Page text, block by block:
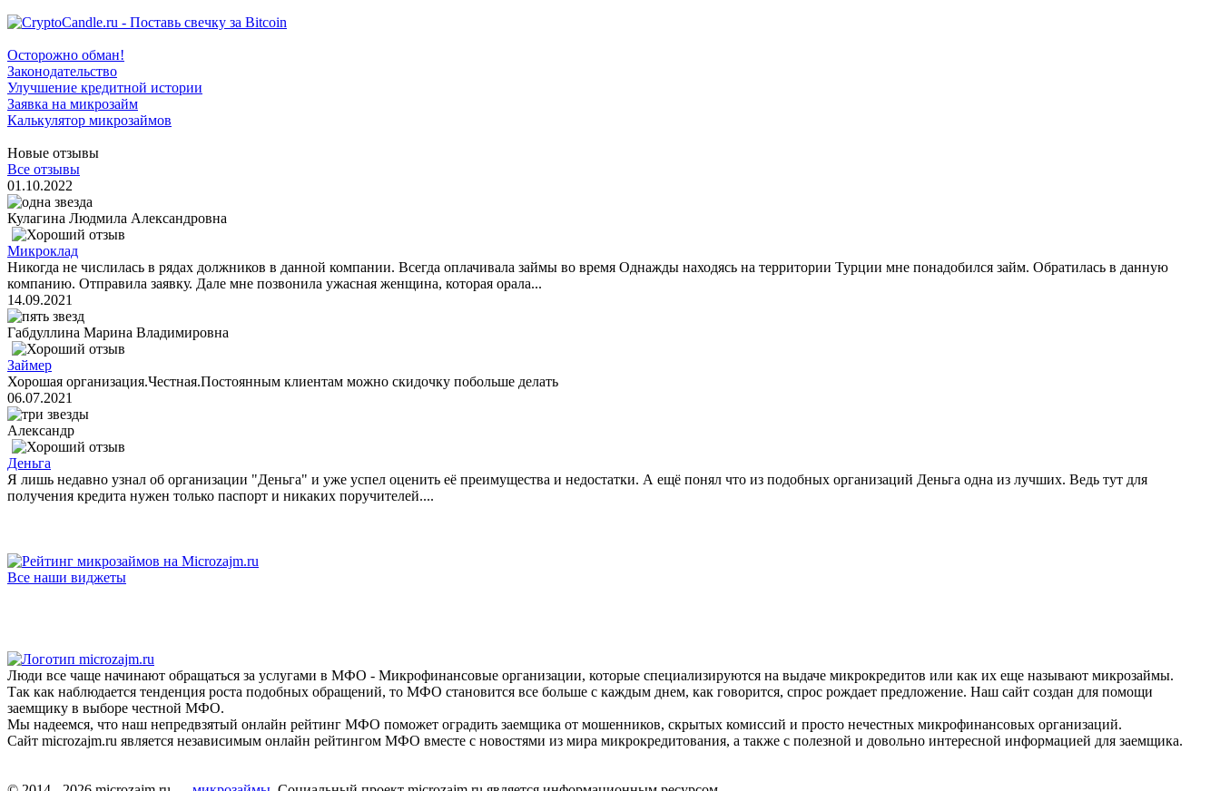
Осторожно обман!
Законодательство
Улучшение кредитной истории
Заявка на микрозайм
Калькулятор микрозаймов
Новые отзывы
Все отзывы
01.10.2022
Кулагина Людмила Александровна
Микроклад
Никогда не числилась в рядах должников в данной компании. Всегда оплачивала займы во время Однажды находясь на территории Турции мне понадобился займ. Обратилась в данную
компанию. Отправила заявку. Дале мне позвонила ужасная женщина, которая орала...
14.09.2021
Габдуллина Марина Владимировна
Займер
Хорошая организация.Честная.Постоянным клиентам можно скидочку побольше делать
06.07.2021
Александр
Деньга
Я лишь недавно узнал об организации "Деньга" и уже успел оценить её преимущества и недостатки. А ещё понял что из подобных организаций Деньга одна из лучших. Ведь тут для
получения кредита нужен только паспорт и никаких поручителей....
Все наши виджеты
Люди все чаще начинают обращаться за услугами в МФО - Микрофинансовые организации, которые специализируются на выдаче микрокредитов или как их еще называют микрозаймы.
Так как наблюдается тенденция роста подобных обращений, то МФО становится все больше с каждым днем, как говорится, спрос рождает предложение. Наш сайт создан для помощи
заемщику в выборе честной МФО.
Мы надеемся, что наш непредвзятый онлайн рейтинг МФО поможет оградить заемщика от мошенников, скрытых комиссий и просто нечестных микрофинансовых организаций.
Сайт microzajm.ru является независимым онлайн рейтингом МФО вместе с новостями из мира микрокредитования, а также с полезной и довольно интересной информацией для заемщика.